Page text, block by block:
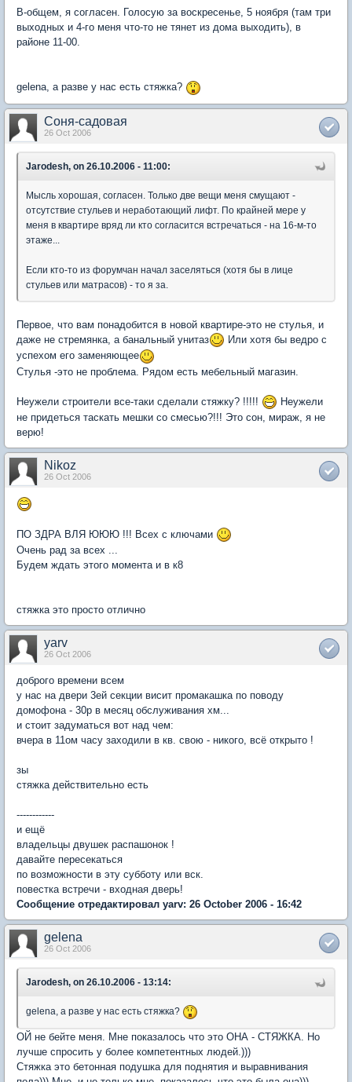
В-общем, я согласен. Голосую за воскресенье, 5 ноября (там три
выходных и 4-го меня что-то не тянет из дома выходить), в
районе 11-00.
gelena, а разве у нас есть стяжка?
Соня-садовая
26 Oct 2006
Jarodesh, on 26.10.2006 - 11:00:
Мысль хорошая, согласен. Только две вещи меня смущают -
отсутствие стульев и неработающий лифт. По крайней мере у
меня в квартире вряд ли кто согласится встречаться - на 16-м-то
этаже...
Если кто-то из форумчан начал заселяться (хотя бы в лице
стульев или матрасов) - то я за.
Первое, что вам понадобится в новой квартире-это не стулья, и
даже не стремянка, а банальный унитаз
Или хотя бы ведро с
успехом его заменяющее
Стулья -это не проблема. Рядом есть мебельный магазин.
Неужели строители все-таки сделали стяжку? !!!!!
Неужели
не придеться таскать мешки со смесью?!!! Это сон, мираж, я не
верю!
Nikoz
26 Oct 2006
ПО ЗДРА ВЛЯ ЮЮЮ !!! Всех с ключами
Очень рад за всех ...
Будем ждать этого момента и в к8
стяжка это просто отлично
yarv
26 Oct 2006
доброго времени всем
у нас на двери 3ей секции висит промакашка по поводу
домофона - 30р в месяц обслуживания хм...
и стоит задуматься вот над чем:
вчера в 11ом часу заходили в кв. свою - никого, всё открыто !
зы
стяжка действительно есть
------------
и ещё
владельцы двушек распашонок !
давайте пересекаться
по возможности в эту субботу или вск.
повестка встречи - входная дверь!
Сообщение отредактировал yarv: 26 October 2006 - 16:42
gelena
26 Oct 2006
Jarodesh, on 26.10.2006 - 13:14:
gelena, а разве у нас есть стяжка?
ОЙ не бейте меня. Мне показалось что это ОНА - СТЯЖКА. Но
лучше спросить у более компетентных людей.)))
Стяжка это бетонная подушка для поднятия и выравнивания